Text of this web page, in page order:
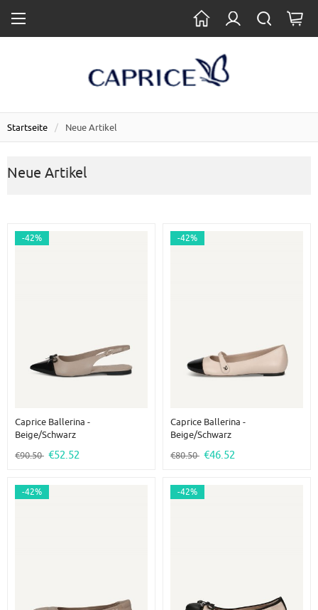
Startseite Neue Artikel
Neue Artikel
Caprice Ballerina -
Beige/Schwarz
€90.50 €52.52
-42%
Caprice Ballerina -
Beige/Schwarz
€80.50 €46.52
-42%
-42% -42%